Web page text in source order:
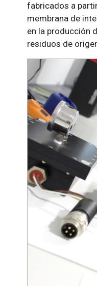
fabricados a
membrana de
en la producción
residuos de